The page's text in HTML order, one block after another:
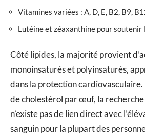
Vitamines variées : A, D, E, B2, B9,
Lutéine et zéaxanthine pour soutenir
Côté lipides, la majorité provient
monoinsaturés et polyinsaturés,
dans la protection
de cholestérol par œuf, la recherche
n’existe pas de lien direct avec
sanguin pour la plupart des